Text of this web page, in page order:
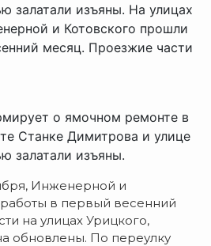
залатали изъяны. На улицах
и Котовского прошли
месяц. Проезжие части
о ямочном ремонте в
Станке Димитрова и улице
залатали изъяны.
Инженерной и
в первый весенний
на улицах Урицкого,
обновлены. По переулку